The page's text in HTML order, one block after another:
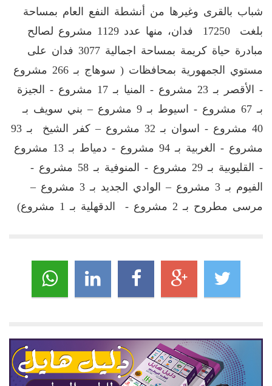
شباب بالقرى وغيرها من أنشطة النفع العام بمساحة
بلغت 17250 فدان، منها عدد 1129 مشروع لصالح
مبادرة حياة كريمة بمساحة اجمالية 3077 فدان على
مستوي الجمهورية بمحافظات ( سوهاج بـ 266 مشروع
- الأقصر بـ 23 مشروع - المنيا بـ 17 مشروع - الجيزة
بـ 67 مشروع - اسيوط بـ 9 مشروع – بني سويف بـ
40 مشروع - اسوان بـ 32 مشروع – كفر الشيخ بـ 93
مشروع - الغربية بـ 94 مشروع - دمياط بـ 13 مشروع
- القليوبية بـ 29 مشروع - المنوفية بـ 58 مشروع -
الفيوم بـ 3 مشروع – الوادي الجديد بـ 3 مشروع –
مرسى مطروح بـ 2 مشروع - الدقهلية بـ 1 مشروع)